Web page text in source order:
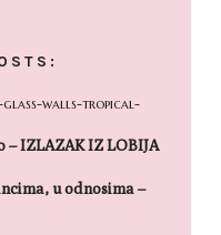
– IZLAZAK IZ LOBIJA
u odnosima –